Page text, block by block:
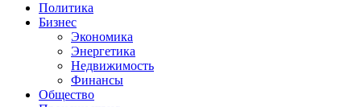
Политика
Бизнес
Экономика
Энергетика
Недвижимость
Финансы
Общество